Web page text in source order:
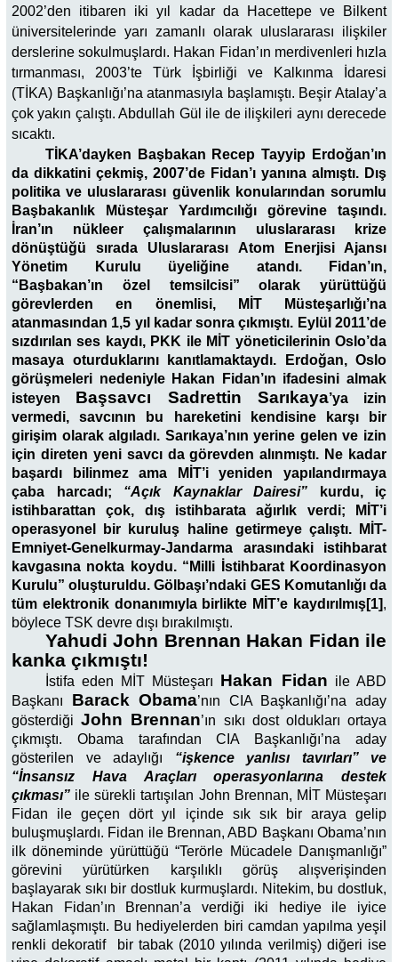
2002’den itibaren iki yıl kadar da Hacettepe ve Bilkent
üniversitelerinde yarı zamanlı olarak uluslararası ilişkiler
derslerine sokulmuşlardı. Hakan Fidan’ın merdivenleri hızla
tırmanması, 2003’te Türk İşbirliği ve Kalkınma İdaresi
(TİKA) Başkanlığı’na atanmasıyla başlamıştı. Beşir Atalay’a
çok yakın çalıştı. Abdullah Gül ile de ilişkileri aynı derecede
sıcaktı.
TİKA’dayken Başbakan Recep Tayyip Erdoğan’ın
da dikkatini çekmiş, 2007’de Fidan’ı yanına almıştı. Dış
politika ve uluslararası güvenlik konularından sorumlu
Başbakanlık Müsteşar Yardımcılığı görevine taşındı.
İran’ın nükleer çalışmalarının uluslararası krize
dönüştüğü sırada Uluslararası Atom Enerjisi Ajansı
Yönetim Kurulu üyeliğine atandı. Fidan’ın,
“Başbakan’ın özel temsilcisi” olarak yürüttüğü
görevlerden en önemlisi, MİT Müsteşarlığı’na
atanmasından 1,5 yıl kadar sonra çıkmıştı. Eylül 2011’de
sızdırılan ses kaydı, PKK ile MİT yöneticilerinin Oslo’da
masaya oturduklarını kanıtlamaktaydı. Erdoğan, Oslo
görüşmeleri nedeniyle Hakan Fidan’ın ifadesini almak
isteyen Başsavcı Sadrettin Sarıkaya’ya izin
vermedi, savcının bu hareketini kendisine karşı bir
girişim olarak algıladı. Sarıkaya’nın yerine gelen ve izin
için direten yeni savcı da görevden alınmıştı. Ne kadar
başardı bilinmez ama MİT’i yeniden yapılandırmaya
çaba harcadı; “Açık Kaynaklar Dairesi” kurdu, iç
istihbarattan çok, dış istihbarata ağırlık verdi; MİT’i
operasyonel bir kuruluş haline getirmeye çalıştı. MİT-
Emniyet-Genelkurmay-Jandarma arasındaki istihbarat
kavgasına nokta koydu. “Milli İstihbarat Koordinasyon
Kurulu” oluşturuldu. Gölbaşı’ndaki GES Komutanlığı da
tüm elektronik donanımıyla birlikte MİT’e kaydırılmış[1],
böylece TSK devre dışı bırakılmıştı.
Yahudi John Brennan Hakan Fidan ile
kanka çıkmıştı!
İstifa eden MİT Müsteşarı Hakan Fidan ile ABD
Başkanı Barack Obama’nın CIA Başkanlığı’na aday
gösterdiğiJohn Brennan’ın sıkı dost oldukları ortaya
çıkmıştı. Obama tarafından CIA Başkanlığı’na aday
gösterilen ve adaylığı “işkence yanlısı tavırları” ve
“İnsansız Hava Araçları operasyonlarına destek
çıkması” ile sürekli tartışılan John Brennan, MİT Müsteşarı
Fidan ile geçen dört yıl içinde sık sık bir araya gelip
buluşmuşlardı. Fidan ile Brennan, ABD Başkanı Obama’nın
ilk döneminde yürüttüğü “Terörle Mücadele Danışmanlığı”
görevini yürütürken karşılıklı görüş alışverişinden
başlayarak sıkı bir dostluk kurmuşlardı. Nitekim, bu dostluk,
Hakan Fidan’ın Brennan’a verdiği iki hediye ile iyice
sağlamlaşmıştı. Bu hediyelerden biri camdan yapılma yeşil
renkli dekoratif bir tabak (2010 yılında verilmiş) diğeri ise